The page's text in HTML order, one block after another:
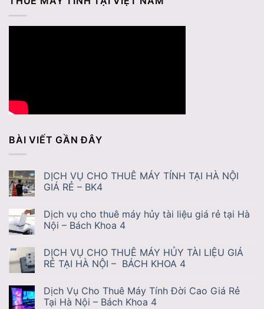
BÀI VIẾT GẦN ĐÂY
DỊCH VỤ CHO THUÊ MÁY TÍNH TẠI HÀ NỘI
GIÁ RẺ – BK4
Dịch vụ cho thuê máy hủy tài liệu giá rẻ tại Hà
Nội – Bách Khoa 4
DỊCH VỤ CHO THUÊ MÁY HỦY TÀI LIỆU GIÁ
RẺ TẠI HÀ NỘI – BÁCH KHOA 4
Dịch Vụ Cho Thuê Máy Tính Đời Cao Giá Rẻ
Tại Hà Nội – Bách Khoa 4